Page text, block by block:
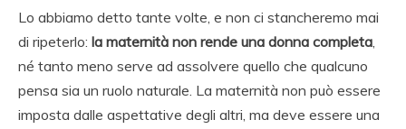
Lo abbiamo detto tante volte, e non ci stancheremo mai
di ripeterlo: la maternità non rende una donna completa,
né tanto meno serve ad assolvere quello che qualcuno
pensa sia un ruolo naturale. La maternità non può essere
imposta dalle aspettative degli altri, ma deve essere una